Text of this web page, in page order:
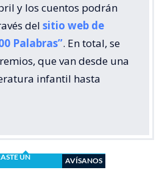
y los cuentos podrán
del sitio web de
Palabras”. En total, se
que van desde una
infantil hasta
UN
AVÍSANOS